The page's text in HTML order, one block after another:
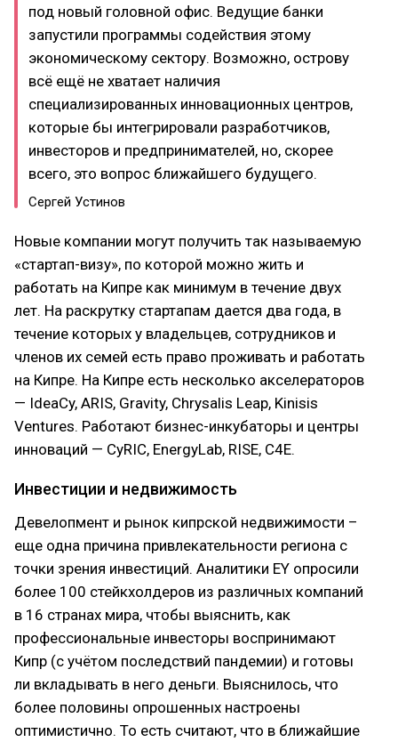
под новый головной офис. Ведущие банки
запустили программы содействия этому
экономическому сектору. Возможно, острову
всё ещё не хватает наличия
специализированных инновационных центров,
которые бы интегрировали разработчиков,
инвесторов и предпринимателей, но, скорее
всего, это вопрос ближайшего будущего.
Сергей Устинов
Новые компании могут получить так называемую
«стартап-визу», по которой можно жить и
работать на Кипре как минимум в течение двух
лет. На раскрутку стартапам дается два года, в
течение которых у владельцев, сотрудников и
членов их семей есть право проживать и работать
на Кипре. На Кипре есть несколько акселераторов
— IdeaCy, ARIS, Gravity, Chrysalis Leap, Kinisis
Ventures. Работают бизнес-инкубаторы и центры
инноваций — CyRIC, EnergyLab, RISE, C4E.
Инвестиции и недвижимость
Девелопмент и рынок кипрской недвижимости –
еще одна причина привлекательности региона с
точки зрения инвестиций. Аналитики EY опросили
более 100 стейкхолдеров из различных компаний
в 16 странах мира, чтобы выяснить, как
профессиональные инвесторы воспринимают
Кипр (с учётом последствий пандемии) и готовы
ли вкладывать в него деньги. Выяснилось, что
более половины опрошенных настроены
оптимистично. То есть считают, что в ближайшие